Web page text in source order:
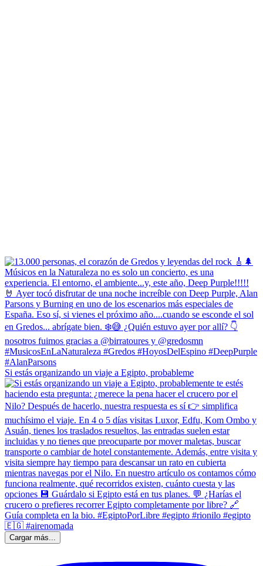
Si estás organizando un viaje a Egipto, probableme
Cargar más...